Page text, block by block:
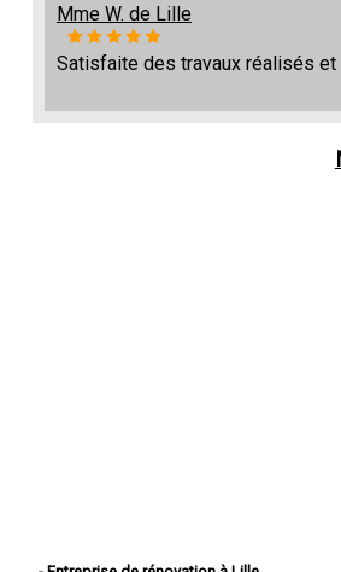
Mme W. de Lille
Satisfaite des travaux réalisés et